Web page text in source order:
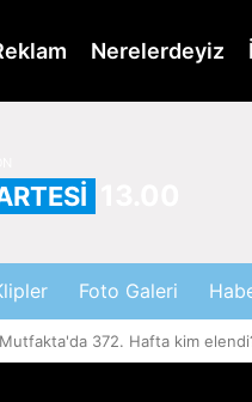
Nerelerdeyiz
Foto Galeri
372. Hafta kim